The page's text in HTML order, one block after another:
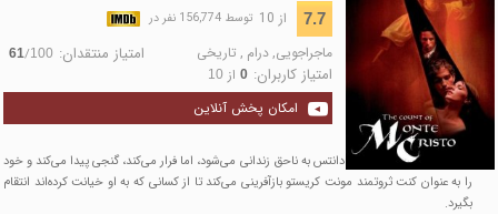
7.7 از 10 توسط 156,774 نفر در
ماجراجویی,درام , تاریخی امتیاز منتقدان: 61/100
امتیاز کاربران: 0از 10
امکان پخش آنلاین
ملوان جوانی به نام ادموند دانتس به ناحق زندانی می‌شود، اما فرار می‌کند، گنجی پیدا می‌کند و خود
را به عنوان کنت ثروتمند مونت کریستو بازآفرینی می‌کند تا از کسانی که به او خیانت کرده‌اند انتقام
بگیرد.